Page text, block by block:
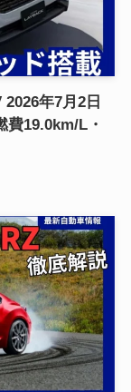
年7月2日
19.0km/L・